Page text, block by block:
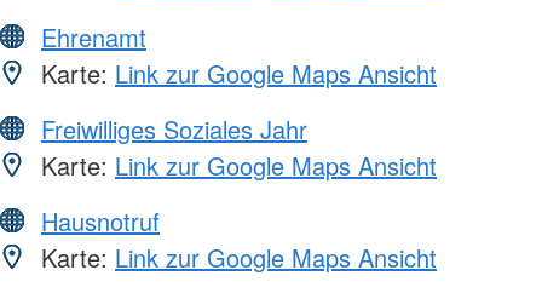
Ehrenamt
Karte: Link zur Google Maps Ansicht
Freiwilliges Soziales Jahr
Karte: Link zur Google Maps Ansicht
Hausnotruf
Karte: Link zur Google Maps Ansicht